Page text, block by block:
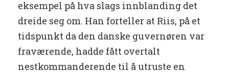
eksempel på hva slags innblanding det
dreide seg om. Han forteller at Riis, på et
tidspunkt da den danske guvernøren var
fraværende, hadde fått overtalt
nestkommanderende til å utruste en